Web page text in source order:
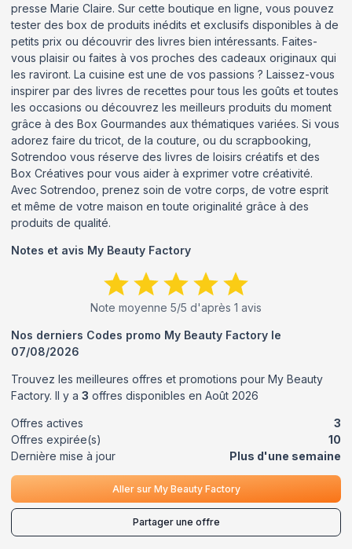
presse Marie Claire. Sur cette boutique en ligne, vous pouvez
tester des box de produits inédits et exclusifs disponibles à de
petits prix ou découvrir des livres bien intéressants. Faites-
vous plaisir ou faites à vos proches des cadeaux originaux qui
les raviront. La cuisine est une de vos passions ? Laissez-vous
inspirer par des livres de recettes pour tous les goûts et toutes
les occasions ou découvrez les meilleurs produits du moment
grâce à des Box Gourmandes aux thématiques variées. Si vous
adorez faire du tricot, de la couture, ou du scrapbooking,
Sotrendoo vous réserve des livres de loisirs créatifs et des
Box Créatives pour vous aider à exprimer votre créativité.
Avec Sotrendoo, prenez soin de votre corps, de votre esprit
et même de votre maison en toute originalité grâce à des
produits de qualité.
Notes et avis My Beauty Factory
Note moyenne 5/5 d'après 1 avis
Nos derniers Codes promo My Beauty Factory le
07/08/2026
Trouvez les meilleures offres et promotions pour My Beauty
Factory. Il y a 3 offres disponibles en Août 2026
Offres actives
3
Offres expirée(s)
10
Dernière mise à jour
Plus d'une semaine
Aller sur My Beauty Factory
Partager une offre